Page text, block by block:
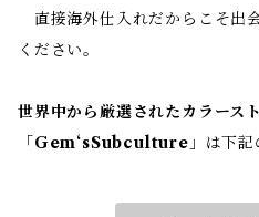
直接海外仕入れだからこそ出
ください。
世界中から厳選されたカラース
「 Gem‘sSubculture 」は下